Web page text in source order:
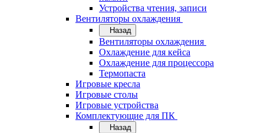
Устройства чтения, записи
Вентиляторы охлаждения
Назад
Вентиляторы охлаждения
Охлаждение для кейса
Охлаждение для процессора
Термопаста
Игровые кресла
Игровые столы
Игровые устройства
Комплектующие для ПК
Назад